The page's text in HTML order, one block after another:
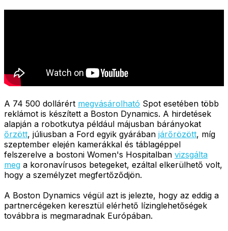
A 74 500 dollárért megvásárolható Spot esetében több
reklámot is készített a Boston Dynamics. A hirdetések
alapján a robotkutya például májusban bárányokat
őrzött, júliusban a Ford egyik gyárában járőrözött, míg
szeptember elején kamerákkal és táblagéppel
felszerelve a bostoni Women's Hospitalban vizsgálta
meg a koronavírusos betegeket, ezáltal elkerülhető volt,
hogy a személyzet megfertőződjön.
A Boston Dynamics végül azt is jelezte, hogy az eddig a
partnercégeken keresztül elérhető lízinglehetőségek
továbbra is megmaradnak Európában.